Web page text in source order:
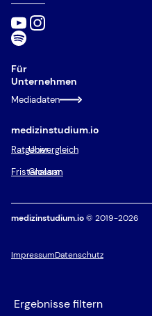
Ergebnisse filtern
medizinstudium.io
Ratgeber
Univergleich
Fristenalarm
Glossar
Für
Unternehmen
Mediadaten
medizinstudium.io© 2019-2026
ImpressumDatenschutz